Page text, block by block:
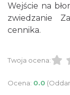
Wejście na
zwiedzanie
cennika.
Twoja ocena:
Ocena: 0.0